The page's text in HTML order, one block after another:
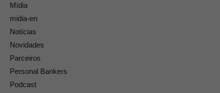
Mídia
midia-en
Notícias
Novidades
Parceiros
Personal Bankers
Podcast